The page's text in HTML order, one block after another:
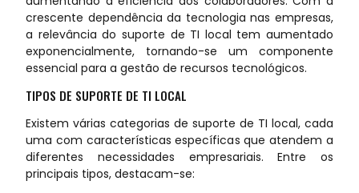
crescente dependência da tecnologia nas empresas,
a relevância do suporte de TI local tem aumentado
exponencialmente, tornando-se um componente
essencial para a gestão de recursos tecnológicos.
TIPOS DE SUPORTE DE TI LOCAL
Existem várias categorias de suporte de TI local, cada
uma com características específicas que atendem a
diferentes necessidades empresariais. Entre os
principais tipos, destacam-se: